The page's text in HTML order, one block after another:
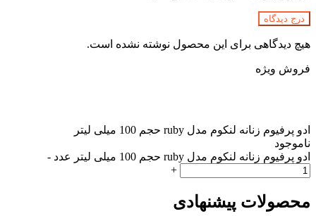
درج دیدگاه
هیچ دیدگاهی برای این محصول نوشته نشده است.
فروش ویژه
ادو پرفیوم زنانه لنکوم مدل ruby حجم 100 میلی لیتر
ناموجود
ادو پرفیوم زنانه لنکوم مدل ruby حجم 100 میلی لیتر عدد
-
+
محصولات پیشنهادی